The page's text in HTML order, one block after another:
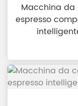
Macchina da
espresso